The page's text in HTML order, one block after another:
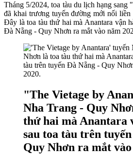
Tháng 5/2024, toa tàu du lịch hạng sang
đã khai trương tuyến đường mới nối
Đây là toa tàu thứ hai mà Anantara vận
Đà Nẵng - Quy Nhơn ra mắt vào năm
"The Vietage by
Nha Trang - Quy
thứ hai mà Anantara
sau toa tàu trên
Quy Nhơn ra mắt vào